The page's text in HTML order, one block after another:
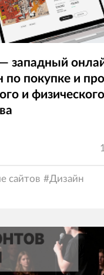
западный
по покупке и
и физического
сайтов #Дизайн